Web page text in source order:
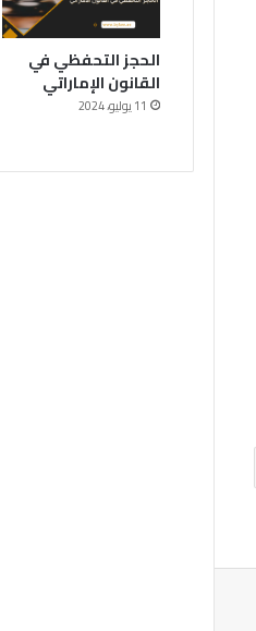
الحجز التحفظي في
القانون الإماراتي
11 يوليو، 2024